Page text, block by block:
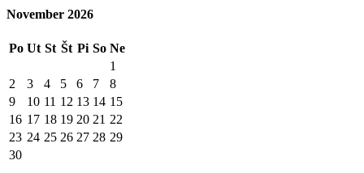
November 2026
Po Ut St Št Pi So Ne
1
2
3 4 5 6 7
8
9
10 11 12 13 14 15
16 17 18 19 20 21 22
23 24 25 26 27 28 29
30